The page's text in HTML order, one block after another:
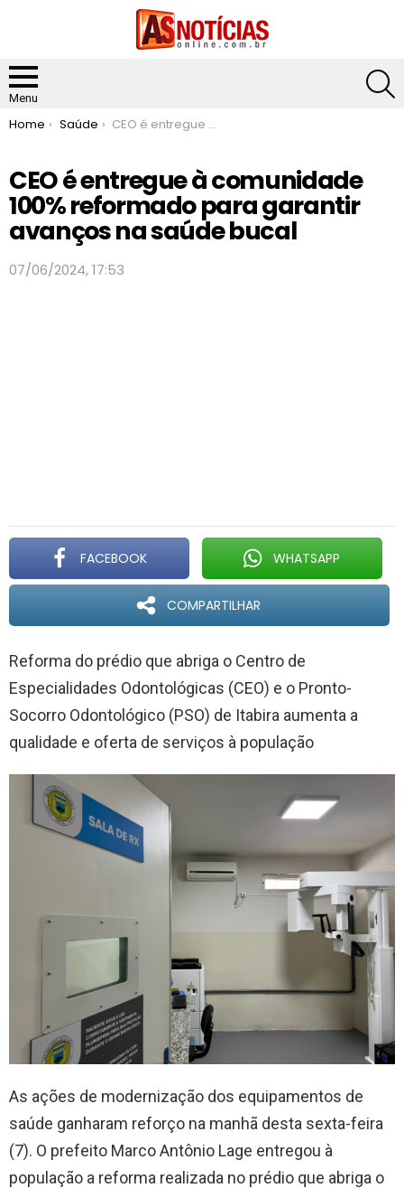
Menu
You are here:
Home Saúde CEO é entregue à comunidade 100% reformado para garantir avanços na saúde bucal
CEO é entregue à comunidade
100% reformado para garantir
avanços na saúde bucal
07/06/2024, 17:53
FACEBOOK WHATSAPP
COMPARTILHAR
Reforma do prédio que abriga o Centro de
Especialidades Odontológicas (CEO) e o Pronto-
Socorro Odontológico (PSO) de Itabira aumenta a
qualidade e oferta de serviços à população
As ações de modernização dos equipamentos de
saúde ganharam reforço na manhã desta sexta-feira
(7). O prefeito Marco Antônio Lage entregou à
população a reforma realizada no prédio que abriga o